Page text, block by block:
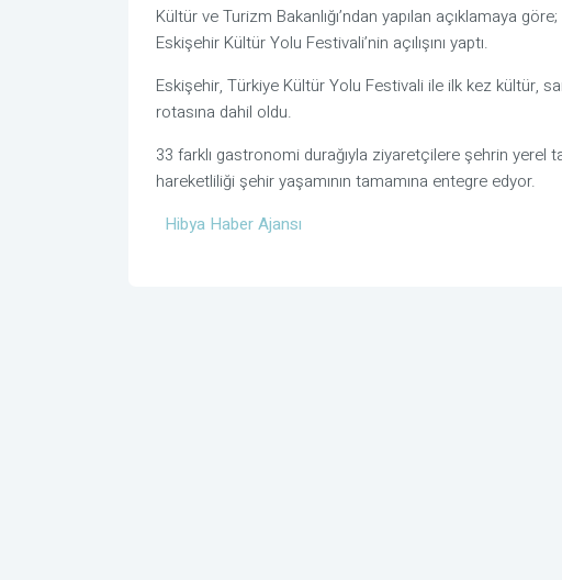
Kültür ve Turizm Bakanlığı’ndan yapılan açıklamaya
Eskişehir Kültür Yolu Festivali’nin açılışını yaptı.
Eskişehir, Türkiye Kültür Yolu Festivali ile ilk kez kültür,
rotasına dahil oldu.
33 farklı gastronomi durağıyla ziyaretçilere şehrin yerel
hareketliliği şehir yaşamının tamamına entegre edyor.
Hibya Haber Ajansı